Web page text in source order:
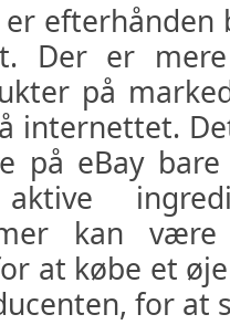
Der er
på
internettet.
på eBay
kan
at købe et
for at